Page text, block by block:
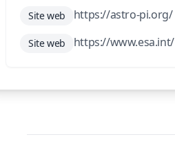
Site web https://astro-pi.org/
Site web https://www.esa.int/